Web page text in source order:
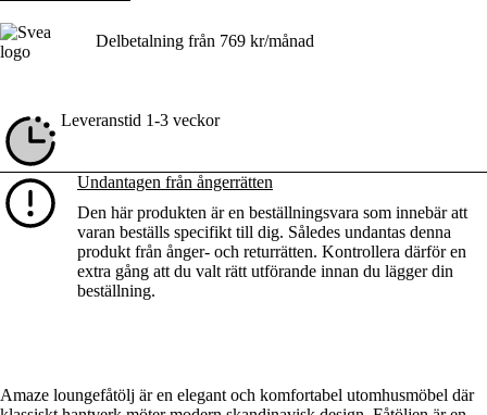
Delbetalning från 769 kr/månad
Leveranstid 1-3 veckor
Undantagen från ångerrätten
Den här produkten är en beställningsvara som innebär att
varan beställs specifikt till dig. Således undantas denna
produkt från ånger- och returrätten. Kontrollera därför en
extra gång att du valt rätt utförande innan du lägger din
beställning.
Amaze loungefåtölj är en elegant och komfortabel utomhusmöbel där